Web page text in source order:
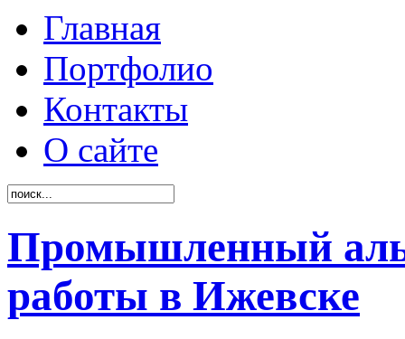
Главная
Портфолио
Контакты
О сайте
Промышленный
работы в Ижевске